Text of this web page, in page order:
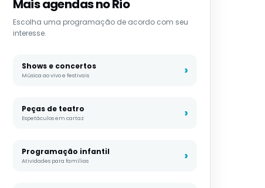
Mais agendas no Rio
Escolha uma programação de acordo com seu
interesse.
Shows e concertos
Música ao vivo e festivais
Peças de teatro
Espetáculos em cartaz
Programação infantil
Atividades para famílias